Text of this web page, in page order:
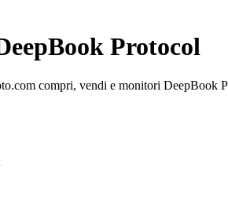
Protocol
compri, vendi e monitori DeepBook